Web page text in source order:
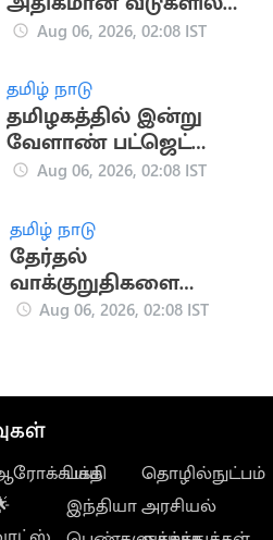
சோலார் பேனல்கள்:
Aug 06, 2026, 02:08 IST
தமிழ் நாடு
தமிழகத்தில் இன்று
வேளாண் பட்ஜெட்
தாக்கல்: ரூ.14,984 கோடி
Aug 06, 2026, 02:08 IST
தமிழ் நாடு
தேர்தல்
வாக்குறுதிகளை
தவெக அரசு
திருமாவளவன்
Aug 06, 2026, 02:08 IST
பக்தி
இந்தியா
தொழில்நுட்பம்
அரசியல்